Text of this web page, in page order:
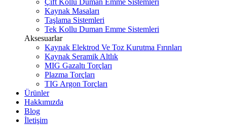
Çift Kollu Duman Emme Sistemleri
Kaynak Masaları
Taşlama Sistemleri
Tek Kollu Duman Emme Sistemleri
Aksesuarlar
Kaynak Elektrod Ve Toz Kurutma Fırınları
Kaynak Seramik Altlık
MIG Gazaltı Torçları
Plazma Torçları
TIG Argon Torçları
Ürünler
Hakkımızda
Blog
İletişim